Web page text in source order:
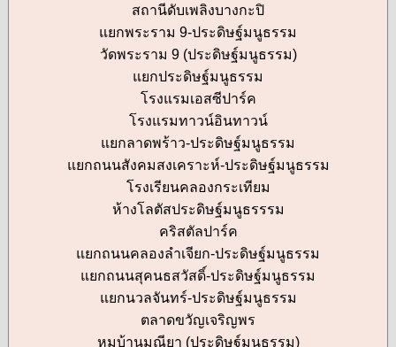
สถานีดับเพลิงบางกะปิ
แยกพระราม 9-ประดิษฐ์มนูธรรม
วัดพระราม 9 (ประดิษฐ์มนูธรรม)
แยกประดิษฐ์มนูธรรม
โรงแรมเอสซีปาร์ค
โรงแรมทาวน์อินทาวน์
แยกลาดพร้าว-ประดิษฐ์มนูธรรม
แยกถนนสังคมสงเคราะห์-ประดิษฐ์มนูธรรม
โรงเรียนคลองกระเทียม
ห้างโลตัสประดิษฐ์มนูธรรรม
คริสตัลปาร์ค
แยกถนนคลองลำเจียก-ประดิษฐ์มนูธรรม
แยกถนนสุคนธสวัสดิ์-ประดิษฐ์มนูธรรม
แยกนวลจันทร์-ประดิษฐ์มนูธรรม
ตลาดขวัญเจริญพร
หมูบ้านมณียา (ประดิษฐ์มนูธรรม)